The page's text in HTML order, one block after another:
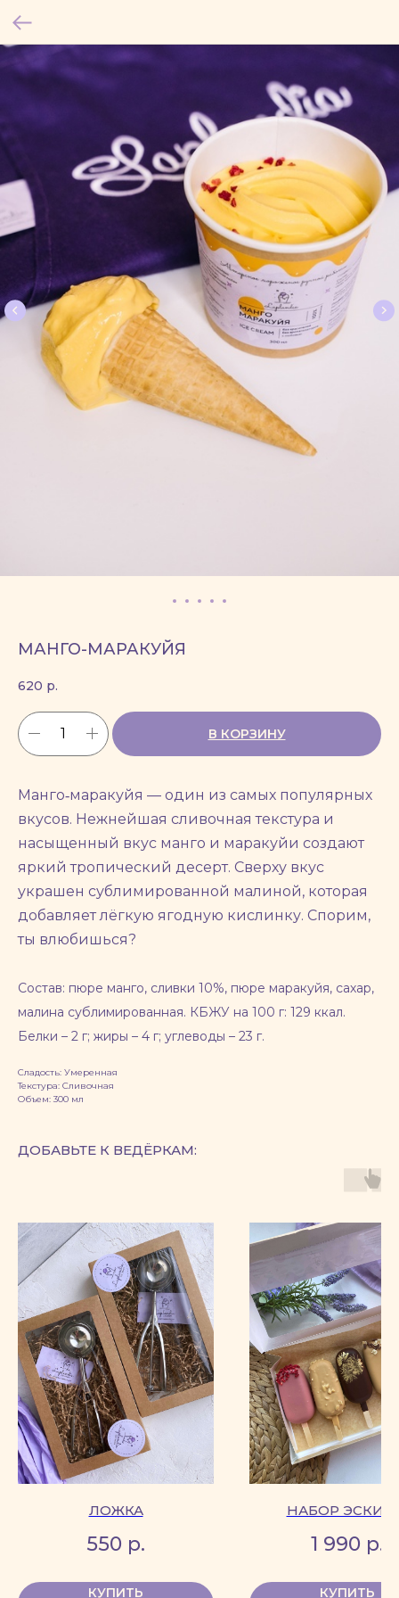
МАНГО-МАРАКУЙЯ
620 р.
В КОРЗИНУ
Манго‑маракуйя — один из самых популярных
вкусов. Нежнейшая сливочная текстура и
насыщенный вкус манго и маракуйи создают
яркий тропический десерт. Сверху вкус
украшен сублимированной малиной, которая
добавляет лёгкую ягодную кислинку. Спорим,
ты влюбишься?
Состав: пюре манго, сливки 10%, пюре маракуйя, сахар,
малина сублимированная. КБЖУ на 100 г: 129 ккал.
Белки – 2 г; жиры – 4 г; углеводы – 23 г.
Сладость: Умеренная
Текстура: Сливочная
Объем: 300 мл
ДОБАВЬТЕ К ВЕДЁРКАМ:
ЛОЖКА
550 р.
КУПИТЬ
НАБОР
1 990 р.
КУПИТЬ